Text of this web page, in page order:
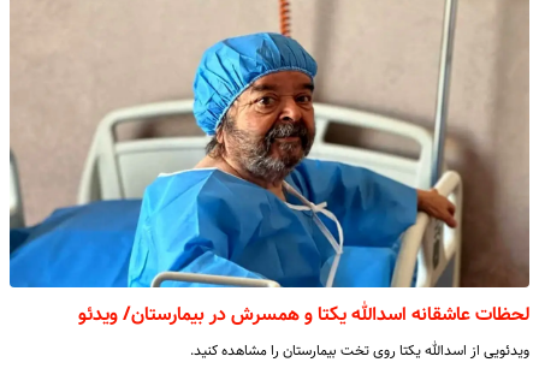
لحظات عاشقانه اسدالله یکتا و همسرش در بیمارستان/ ویدئو
ویدئویی از اسدالله یکتا روی تخت بیمارستان را مشاهده کنید.